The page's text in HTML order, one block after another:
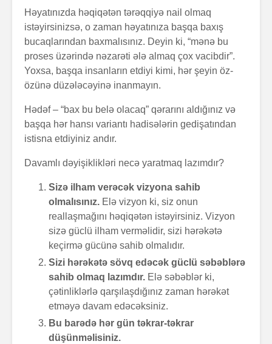
Həyatınızda həqiqətən tərəqqiyə nail olmaq
istəyirsinizsə, o zaman həyatınıza başqa baxış
bucaqlarından baxmalısınız. Deyin ki, “mənə bu
proses üzərində nəzarəti ələ almaq çox vacibdir”.
Yoxsa, başqa insanların etdiyi kimi, hər şeyin öz-
özünə düzələcəyinə inanmayın.
Hədəf – “bax bu belə olacaq” qərarını aldığınız və
başqa hər hansı variantı hadisələrin gedişatından
istisna etdiyiniz andır.
Davamlı dəyişiklikləri necə yaratmaq lazımdır?
Sizə ilham verəcək vizyona sahib
olmalısınız. Elə vizyon ki, siz onun
reallaşmağını həqiqətən istəyirsiniz. Vizyon
sizə güclü ilham verməlidir, sizi hərəkətə
keçirmə gücünə sahib olmalıdır.
Sizi hərəkətə sövq edəcək güclü səbəblərə
sahib olmaq lazımdır. Elə səbəblər ki,
çətinliklərlə qarşılaşdığınız zaman hərəkət
etməyə davam edəcəksiniz.
Bu barədə hər gün təkrar-təkrar
düşünməlisiniz.
Alfred Adler və
onun fərdi
psixologiya
anlayışı
“Ulduzlu gecə”
necə yarandı?
Özünüdərketmə
nədir və necə
formalaşdırılır?
üçün 6
Avraam
Zalım padşahla
düzdanışan
qocanın hekayəti
Problem nədədir?
Zaman keçir,